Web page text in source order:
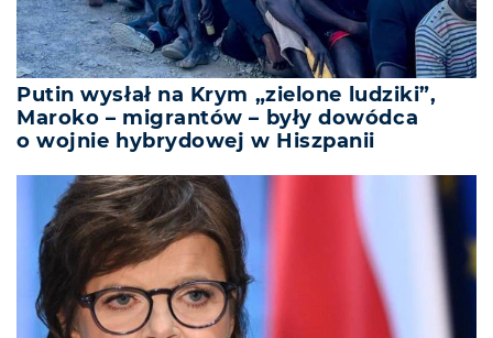
Putin wysłał na Krym „zielone ludziki”,
Maroko – migrantów – były dowódca
o wojnie hybrydowej w Hiszpanii